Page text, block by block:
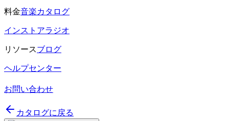
料金音楽カタログ
インストアラジオ
リソースブログ
ヘルプセンター
お問い合わせ
カタログに戻る